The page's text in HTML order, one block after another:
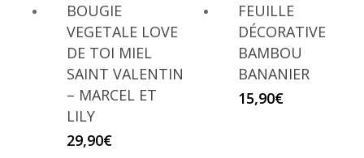
BOUGIE
VEGETALE LOVE
DE TOI MIEL
SAINT VALENTIN
– MARCEL ET
LILY
29,90€
FEUILLE
DÉCORATIVE
BAMBOU
BANANIER
15,90€